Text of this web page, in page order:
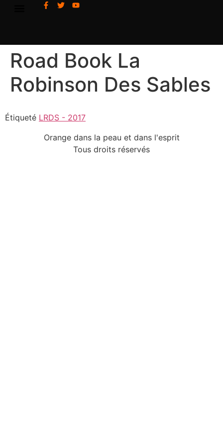
Road Book La
Robinson Des Sables
Étiqueté LRDS - 2017
Orange dans la peau et dans l'esprit
Tous droits réservés